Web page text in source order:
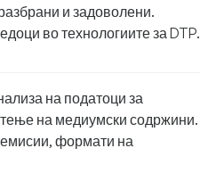
и задоволени.
во технологиите за DTP.
на податоци за
на медиумски содржини.
формати на